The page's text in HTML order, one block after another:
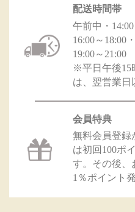
配送時間帯
午前中・14:00
16:00～18:00
19:00～21:00
※平日午後15
は、翌営業日
会員特典
無料会員登録
は初回100ポ
す。その後、
1％ポイント